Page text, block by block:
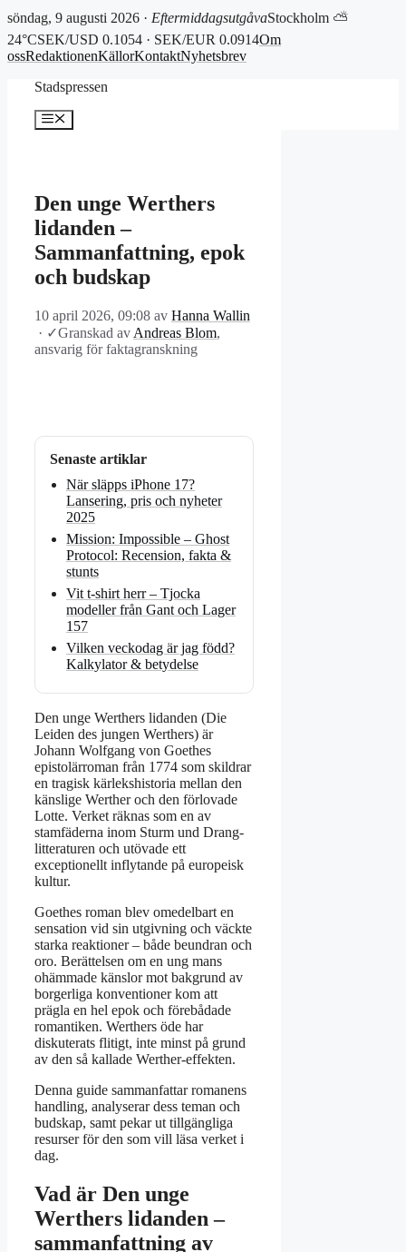
söndag, 9 augusti 2026 · EftermiddagsutgåvaStockholm ⛅
24°CSEK/USD 0.1054 · SEK/EUR 0.0914Om
ossRedaktionenKällorKontaktNyhetsbrev
Stadspressen
Meny
Den unge Werthers
lidanden –
Sammanfattning, epok
och budskap
10 april 2026, 09:08 av Hanna Wallin
· ✓Granskad av Andreas Blom,
ansvarig för faktagranskning
Senaste artiklar
När släpps iPhone 17?
Lansering, pris och nyheter
2025
Mission: Impossible – Ghost
Protocol: Recension, fakta &
stunts
Vit t-shirt herr – Tjocka
modeller från Gant och Lager
157
Vilken veckodag är jag född?
Kalkylator & betydelse
Den unge Werthers lidanden (Die
Leiden des jungen Werthers) är
Johann Wolfgang von Goethes
epistolärroman från 1774 som skildrar
en tragisk kärlekshistoria mellan den
känslige Werther och den förlovade
Lotte. Verket räknas som en av
stamfäderna inom Sturm und Drang-
litteraturen och utövade ett
exceptionellt inflytande på europeisk
kultur.
Goethes roman blev omedelbart en
sensation vid sin utgivning och väckte
starka reaktioner – både beundran och
oro. Berättelsen om en ung mans
ohämmade känslor mot bakgrund av
borgerliga konventioner kom att
prägla en hel epok och förebådade
romantiken. Werthers öde har
diskuterats flitigt, inte minst på grund
av den så kallade Werther-effekten.
Denna guide sammanfattar romanens
handling, analyserar dess teman och
budskap, samt pekar ut tillgängliga
resurser för den som vill läsa verket i
dag.
Vad är Den unge
Werthers lidanden –
sammanfattning av